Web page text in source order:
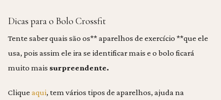
Dicas para o Bolo Crossfit
Tente saber quais são os** aparelhos de exercício **que ele
usa, pois assim ele ira se identificar mais e o bolo ficará
muito mais surpreendente.
Clique aqui, tem vários tipos de aparelhos, ajuda na